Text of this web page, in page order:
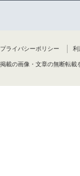
プライバシーポリシー 利
掲載の画像・文章の無断転載